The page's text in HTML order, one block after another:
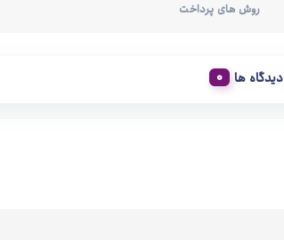
روش های پرداخت
دیدگاه ها